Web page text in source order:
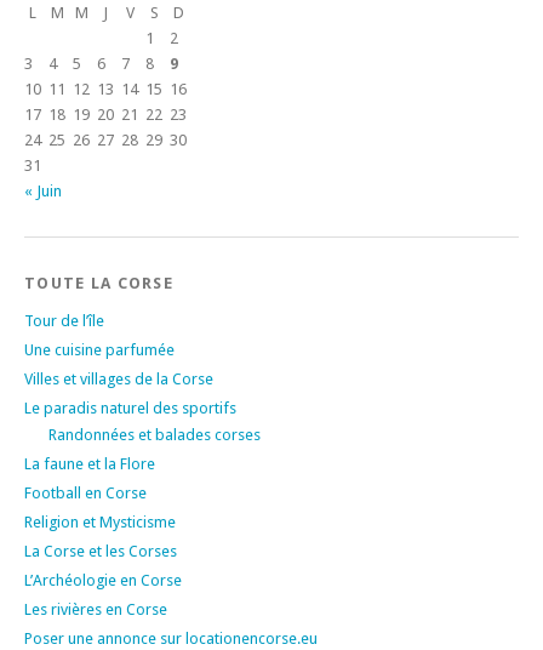
L
M M J V S
D
1
2
3
4 5 6 7 8
9
10 11 12 13 14 15 16
17 18 19 20 21 22 23
24 25 26 27 28 29 30
31
« Juin
TOUTE LA CORSE
Tour de l’île
Une cuisine parfumée
Villes et villages de la Corse
Le paradis naturel des sportifs
Randonnées et balades corses
La faune et la Flore
Football en Corse
Religion et Mysticisme
La Corse et les Corses
L’Archéologie en Corse
Les rivières en Corse
Poser une annonce sur locationencorse.eu